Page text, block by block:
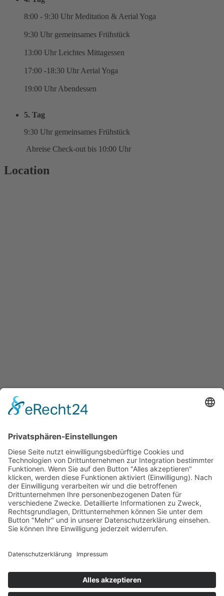
8:00 - 9:30 Uhr Meditation & Aerial Yoga
9:30 Uhr gemeinsames Frühstück
13:00 Uhr Leichtes Mittagessen
17:00 -18:30 Uhr Aerial Yoga
19:00 Uhr Abendessen
5. Tag
9:30 Uhr gemeinsames Frühstück
Abreise Check-out bis 10:00 Uhr
Location
Anmeldung
Da die Zimmeranzahl sehr begrenzt ist, bitte ich um
schnellstmögliche Anmeldungen